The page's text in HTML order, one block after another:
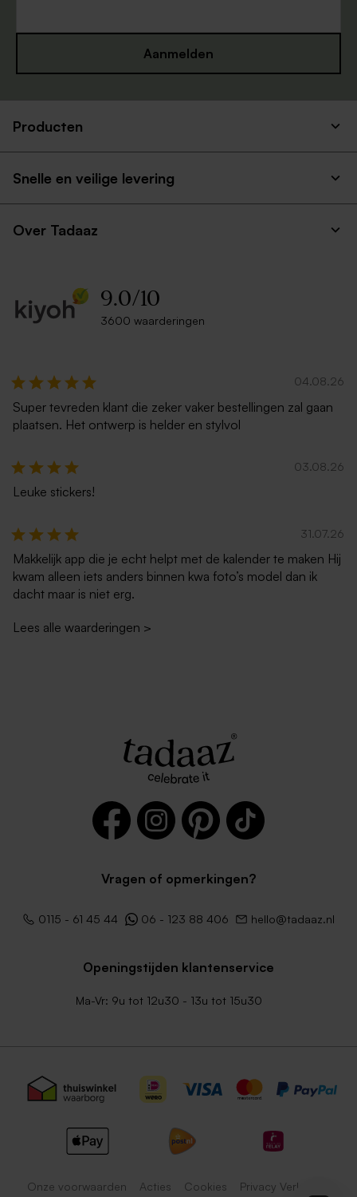
Aanmelden
Producten
Snelle en veilige levering
Over Tadaaz
9.0/10
3600 waarderingen
04.08.26
Super tevreden klant die zeker vaker bestellingen zal gaan
plaatsen. Het ontwerp is helder en stylvol
03.08.26
Leuke stickers!
31.07.26
Makkelijk app die je echt helpt met de kalender te maken Hij
kwam alleen iets anders binnen kwa foto’s model dan ik
dacht maar is niet erg.
Lees alle waarderingen >
Vragen of opmerkingen?
0115 - 61 45 44 06 - 123 88 406 hello@tadaaz.nl
Openingstijden klantenservice
Ma-Vr: 9u tot 12u30 - 13u tot 15u30
Onze voorwaarden Acties Cookies Privacy Verklaring